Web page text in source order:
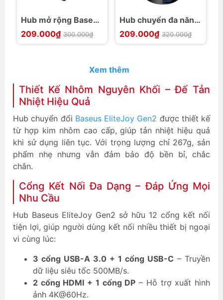
Hub mở rộng Baseus
UltraJoy Series 4-
Port HUB Lite
209.000₫ 300.000₫
Hub chuyển đa năng
Baseus Round Box
HUB LV687
209.000₫ 320.000₫
Xem thêm
Thiết Kế Nhôm Nguyên Khối – Đế Tản
Nhiệt Hiệu Quả
Hub chuyển đổi Baseus EliteJoy Gen2 được thiết kế
từ hợp kim nhôm cao cấp, giúp tản nhiệt hiệu quả
khi sử dụng liên tục. Với trọng lượng chỉ 267g, sản
phẩm nhẹ nhưng vẫn đảm bảo độ bền bỉ, chắc
chắn.
Cổng Kết Nối Đa Dạng – Đáp Ứng Mọi
Nhu Cầu
Hub Baseus EliteJoy Gen2 sở hữu 12 cổng kết nối
tiện lợi, giúp người dùng kết nối nhiều thiết bị ngoại
vi cùng lúc:
3 cổng USB-A 3.0 + 1 cổng USB-C – Truyền
dữ liệu siêu tốc 500MB/s.
2 cổng HDMI + 1 cổng DP – Hỗ trợ xuất hình
ảnh 4K@60Hz.